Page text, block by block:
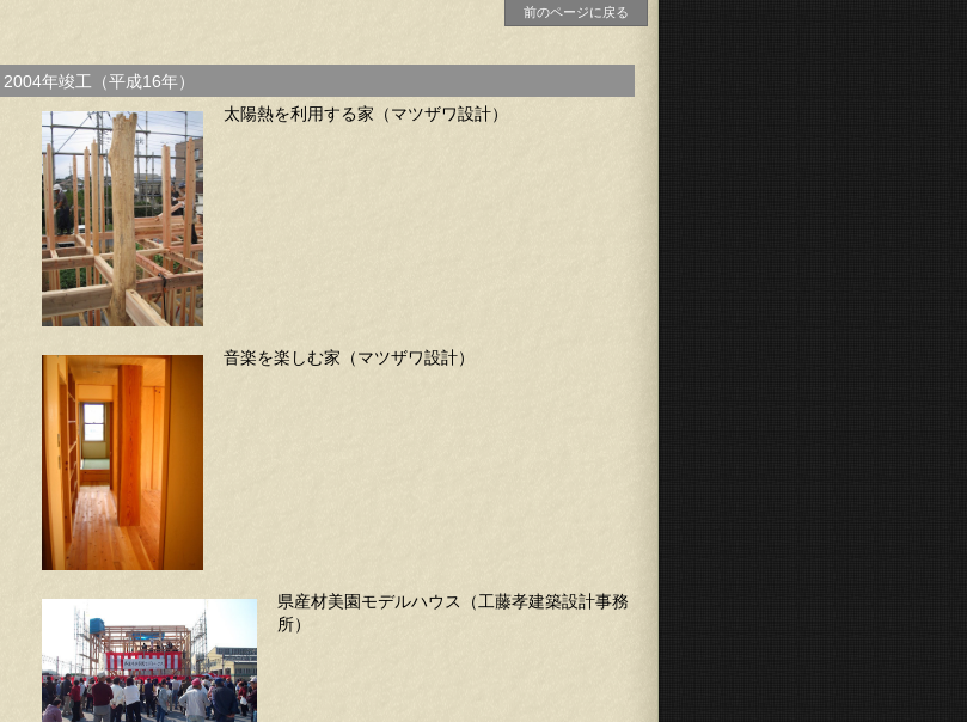
前のページに戻る
2004年竣工（平成16年）
太陽熱を利用する家（マツザワ設計）
音楽を楽しむ家（マツザワ設計）
県産材美園モデルハウス（工藤孝建築設計事務
所）